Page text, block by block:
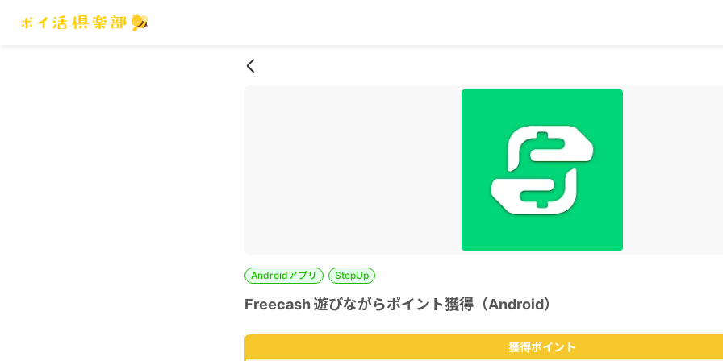
Androidアプリ StepUp
Freecash 遊びながらポイント獲得（Android）
獲得ポイント